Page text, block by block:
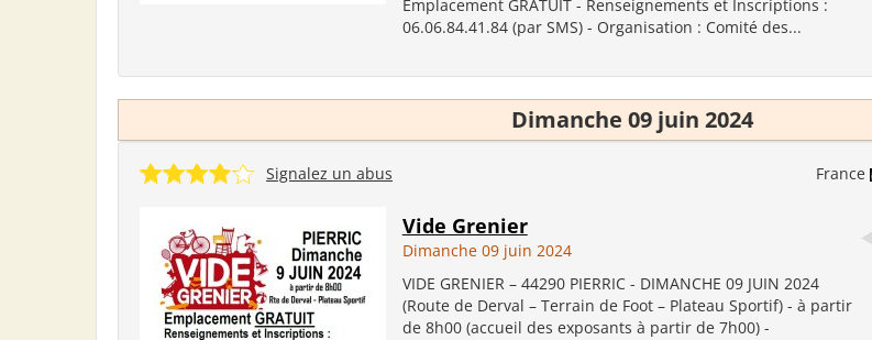
Emplacement GRATUIT - Renseignements et Inscriptions :
06.06.84.41.84 (par SMS) - Organisation : Comité des...
Dimanche 09 juin 2024
France
Signalez un abus
Vide Grenier
Dimanche 09 juin 2024
VIDE GRENIER – 44290 PIERRIC - DIMANCHE 09 JUIN 2024
(Route de Derval – Terrain de Foot – Plateau Sportif) - à partir
de 8h00 (accueil des exposants à partir de 7h00) -